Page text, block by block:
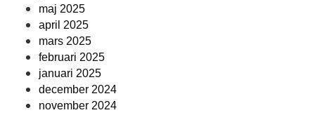
maj 2025
april 2025
mars 2025
februari 2025
januari 2025
december 2024
november 2024